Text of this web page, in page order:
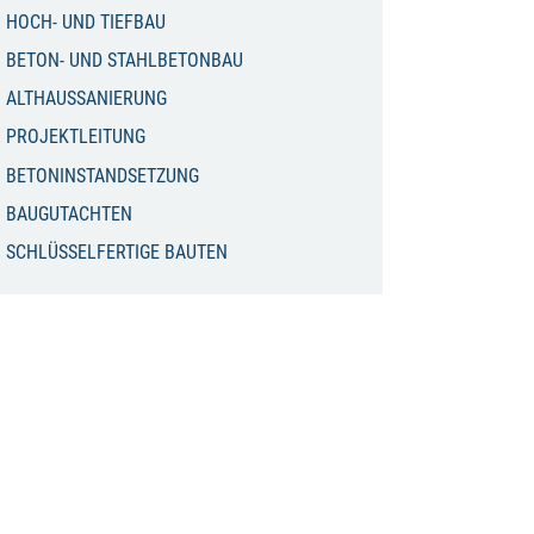
HOCH- UND TIEFBAU
BETON- UND STAHLBETONBAU
ALTHAUSSANIERUNG
PROJEKTLEITUNG
BETONINSTANDSETZUNG
BAUGUTACHTEN
SCHLÜSSELFERTIGE BAUTEN